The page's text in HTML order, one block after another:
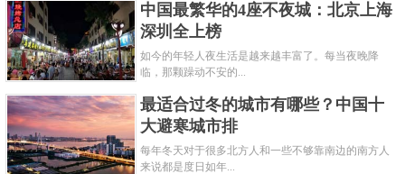
成都是自古以来有着“天府之国”美称，发源出古蜀
文明，有着近4000年文明史，是一座国家历史文化名
城。最早在《华阳国志》中对成都有所记载，宋朝时
期的纸币交子就诞生在此，并且在1059年将益州路改
为成都府路，设置治所，直到南宋时期，1257年被蒙
中国最繁华的4座不夜城：北京上海
深圳全上榜
如今的年轻人夜生活是越来越丰富了。每当夜晚降
临，那颗躁动不安的...
最适合过冬的城市有哪些？中国十
大避寒城市排
每年冬天对于很多北方人和一些不够靠南边的南方人
来说都是度日如年...